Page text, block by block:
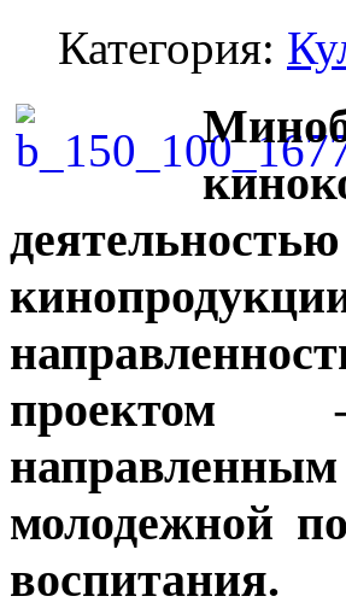
Категория:
проектом
молодежной
воспитания.